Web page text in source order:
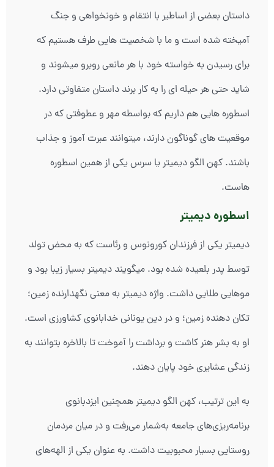
داستان بعضی از اساطیر با انتقام و خونخواهی و جنگ
آمیخته شده است و ما با شخصیت هایی طرف هستیم که
برای رسیدن به خواسته خود با هر مانعی روبرو میشوند و
شاید حتی هر حیله ای را به کار برند داستان متفاوتی دارد.
اسطوره هایی هم داریم که بواسطه مهر و عطوفتی که در
موقعیت های گوناگون دارند، میتوانند عبرت آموز و جذاب
باشند. کهن الگو دیمیتر یا سرس یکی از همین اسطوره
هاست.
اسطوره دیمیتر
دیمیتر یکی از فرزندان کورونوس و رئاست که به محض تولد
توسط پدر بلعیده شده بود. میگویند دیمیتر بسیار زیبا بود و
موهایی طلایی داشت. واژه دیمیتر به معنی نگهدارنده زمین؛
تکان دهنده زمین؛ و در دین یونانی خدابانوی کشاورزی است.
او به بشر هنر کاشت و برداشت را آموخت تا بالاخره بتوانند به
زندگی عشایری خود پایان دهند.
به این ترتیب، کهن الگو دیمیتر همچنین ایزدبانوی
برنامه‌ریزی‌های جامعه به‌شمار می‌رفت و در میان مردمان
روستایی بسیار محبوبیت داشت. به عنوان یکی از الهه‌های